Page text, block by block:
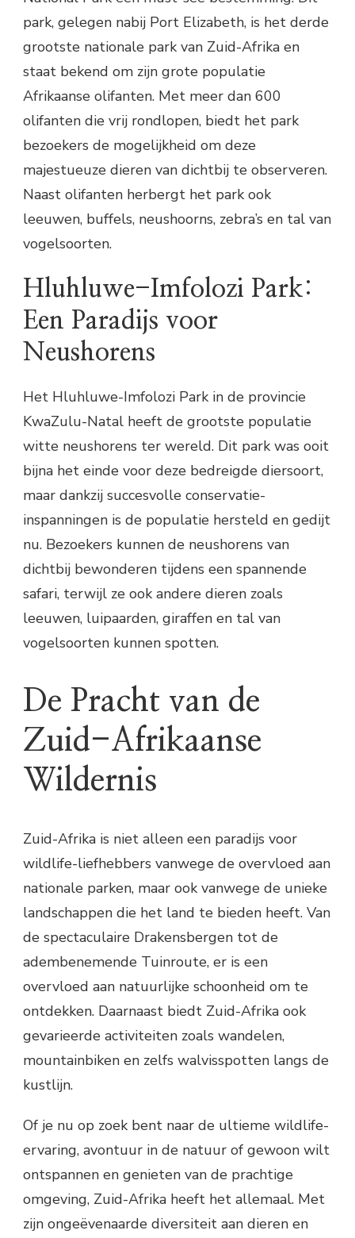
park, gelegen nabij Port Elizabeth, is het derde
grootste nationale park van Zuid-Afrika en
staat bekend om zijn grote populatie
Afrikaanse olifanten. Met meer dan 600
olifanten die vrij rondlopen, biedt het park
bezoekers de mogelijkheid om deze
majestueuze dieren van dichtbij te observeren.
Naast olifanten herbergt het park ook
leeuwen, buffels, neushoorns, zebra’s en tal van
vogelsoorten.
Hluhluwe-Imfolozi Park:
Een Paradijs voor
Neushorens
Het Hluhluwe-Imfolozi Park in de provincie
KwaZulu-Natal heeft de grootste populatie
witte neushorens ter wereld. Dit park was ooit
bijna het einde voor deze bedreigde diersoort,
maar dankzij succesvolle conservatie-
inspanningen is de populatie hersteld en gedijt
nu. Bezoekers kunnen de neushorens van
dichtbij bewonderen tijdens een spannende
safari, terwijl ze ook andere dieren zoals
leeuwen, luipaarden, giraffen en tal van
vogelsoorten kunnen spotten.
De Pracht van de
Zuid-Afrikaanse
Wildernis
Zuid-Afrika is niet alleen een paradijs voor
wildlife-liefhebbers vanwege de overvloed aan
nationale parken, maar ook vanwege de unieke
landschappen die het land te bieden heeft. Van
de spectaculaire Drakensbergen tot de
adembenemende Tuinroute, er is een
overvloed aan natuurlijke schoonheid om te
ontdekken. Daarnaast biedt Zuid-Afrika ook
gevarieerde activiteiten zoals wandelen,
mountainbiken en zelfs walvisspotten langs de
kustlijn.
Of je nu op zoek bent naar de ultieme wildlife-
ervaring, avontuur in de natuur of gewoon wilt
ontspannen en genieten van de prachtige
omgeving, Zuid-Afrika heeft het allemaal. Met
zijn ongeëvenaarde diversiteit aan dieren en